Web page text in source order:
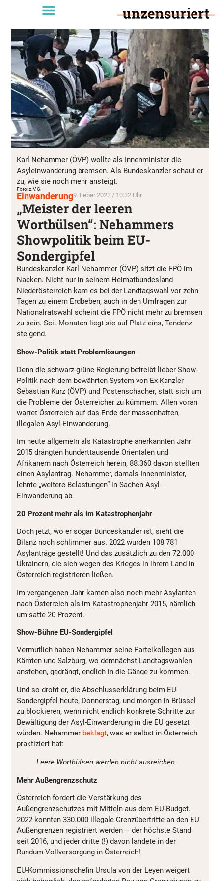
Karl Nehammer (ÖVP) wollte als Innenminister die
Asyleinwanderung bremsen. Als Bundeskanzler schaut er
zu, wie sie noch mehr ansteigt.
Foto: z.V.G.
Einwanderung9. Feber 2023 / 10:32 Uhr
„Meister der leeren
Worthülsen“: Nehammers
Showpolitik beim EU-
Sondergipfel
Bundeskanzler Karl Nehammer (ÖVP) sitzt die FPÖ im
Nacken. Nicht nur in seinem Heimatbundesland
Niederösterreich kam es bei der Landtagswahl vor zehn
Tagen zu einem Erdbeben, auch in den Umfragen zur
Nationalratswahl scheint die FPÖ nicht mehr zu bremsen
zu sein. Seit Monaten liegt sie auf Platz eins, Tendenz
steigend.
Show-Politik statt Problemlösungen
Denn die schwarz-grüne Regierung betreibt lieber Show-
Politik nach dem bewährten System von Ex-Kanzler
Sebastian Kurz (ÖVP) und Postenschacher, statt sich um
die Probleme der Österreicher zu kümmern. Allen voran
wartet Österreich auf das Ende der massenhaften,
illegalen Asyl-Einwanderung.
Im heute allgemein als Katastrophe anerkannten Jahr
2015 drängten hunderttausende Orientalen und
Afrikanern nach Österreich herein, 88.360 davon stellten
einen Asylantrag. Nehammer, damals Innenminister,
lehnte „weitere Belastungen“ in Sachen Asyl-
Einwanderung ab.
20 Prozent mehr als im Katastrophenjahr
Doch jetzt, wo er sogar Bundeskanzler ist, sieht die
Bilanz noch schlimmer aus. 2022 wurden 108.781
Asylanträge gestellt! Und das zusätzlich zu den 72.000
Ukrainern, die sich wegen des Krieges in ihrem Land in
Österreich registrieren ließen.
Im vergangenen Jahr kamen also noch mehr Asylanten
nach Österreich als im Katastrophenjahr 2015, nämlich
um satte 20 Prozent.
Show-Bühne EU-Sondergipfel
Vermutlich haben Nehammer seine Parteikollegen aus
Kärnten und Salzburg, wo demnächst Landtagswahlen
anstehen, gedrängt, endlich in die Gänge zu kommen.
Und so droht er, die Abschlusserklärung beim EU-
Sondergipfel heute, Donnerstag, und morgen in Brüssel
zu blockieren, wenn nicht endlich konkrete Schritte zur
Bewältigung der Asyl-Einwanderung in die EU gesetzt
würden. Nehammer beklagt, was er selbst in Österreich
praktiziert hat:
Leere Worthülsen werden nicht ausreichen.
Mehr Außengrenzschutz
Österreich fordert die Verstärkung des
Außengrenzschutzes mit Mitteln aus dem EU-Budget.
2022 konnten 330.000 illegale Grenzübertritte an den EU-
Außengrenzen registriert werden – der höchste Stand
seit 2016, und jeder dritte (!) davon landete in der
Rundum-Vollversorgung in Österreich!
EU-Kommissionschefin Ursula von der Leyen weigert